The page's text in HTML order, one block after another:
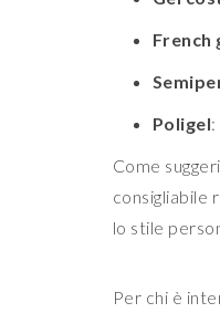
French
Poligel
Come
consigliabile
lo stile
Per chi è